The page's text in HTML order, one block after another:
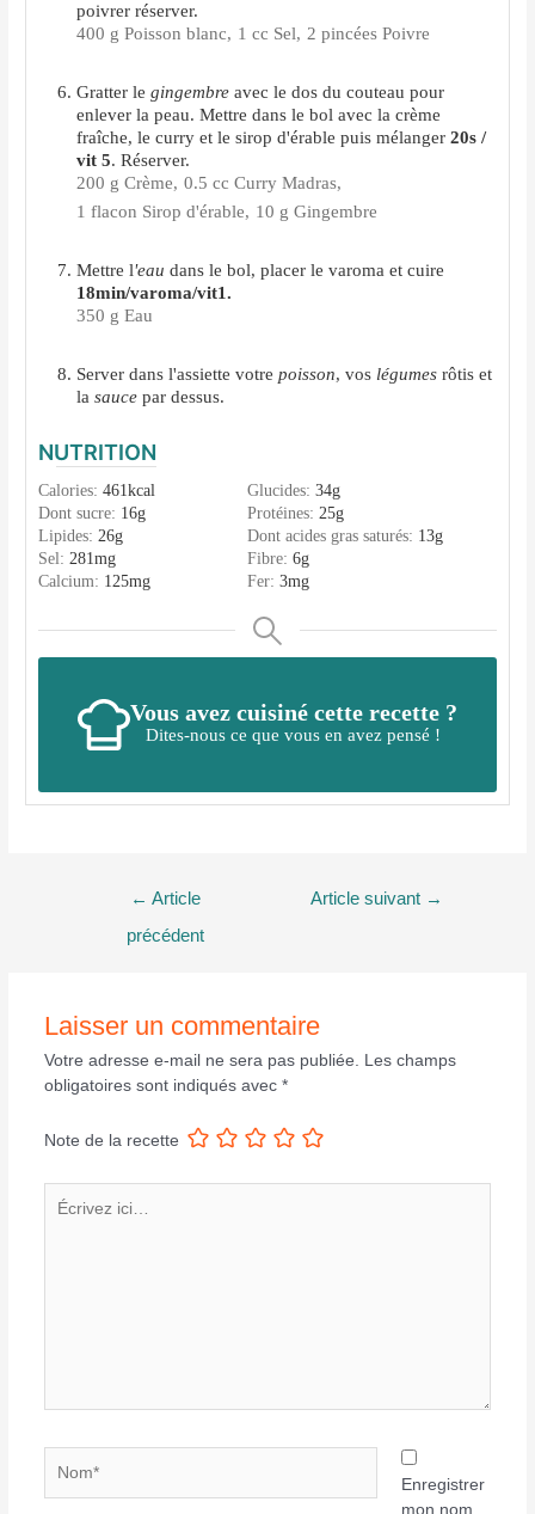
poivrer réserver.
400 g Poisson blanc, 1 cc Sel, 2 pincées Poivre
Gratter legingembreavec le dos du couteau pour
enlever la peau. Mettre dans le bol avec la crème
fraîche, le curry et le sirop d'érable puis mélanger 20s /
vit 5. Réserver.
200 g Crème, 0.5 cc Curry Madras,
1 flacon Sirop d'érable, 10 g Gingembre
Mettre l'eaudans le bol, placer le varoma et cuire
18min/varoma/vit1.
350 g Eau
Server dans l'assiette votrepoisson, vos légumes rôtis et
lasauce par dessus.
NUTRITION
Calories:461kcal Glucides:34g
Dont sucre: 16g Protéines: 25g
Lipides: 26g Dont acides gras saturés: 13g
Sel: 281mg Fibre:6g
Calcium: 125mg Fer:3mg
Vous avez cuisiné cette recette ?
Dites-nous ce que vous en avez pensé !
← Article
précédent
Article suivant →
Laisser un commentaire
Votre adresse e-mail ne sera pas publiée. Les champs
obligatoires sont indiqués avec *
Note de la recette
ici…
Enregistrer
mon nom,